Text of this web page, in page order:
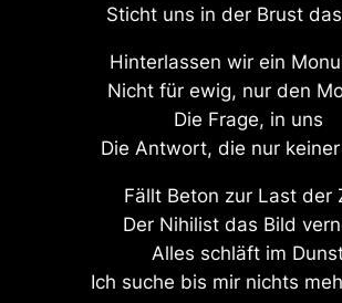
Sticht uns in der Brust
Hinterlassen wir ein
Nicht für ewig, nur den
Die Frage, in uns
Die Antwort, die nur
Fällt Beton zur Last der
Der Nihilist das Bild
Alles schläft im
Ich suche bis mir nichts